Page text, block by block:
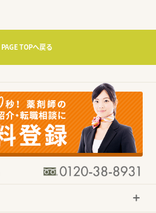
PAGE TOPへ戻る